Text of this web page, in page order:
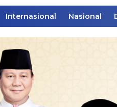
Internasional Nasional